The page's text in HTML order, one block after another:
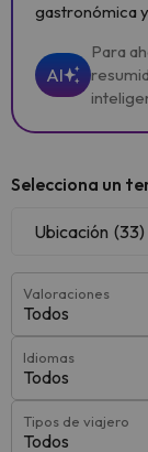
gastronómica
AI
Para
Selecciona un
Ubicación (33)
Valoraciones
Todos
Idiomas
Todos
Tipos de viajero
Todos